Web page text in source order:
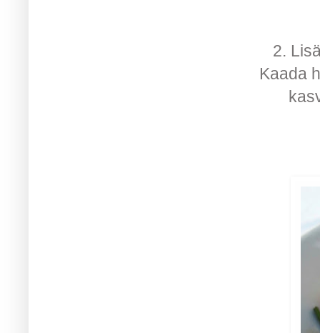
2.
Kaada